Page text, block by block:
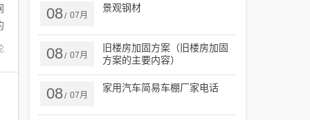
08/ 07月
景观钢材
08/ 07月
旧楼房加固方案（旧楼房加固
方案的主要内容）
08/ 07月
家用汽车简易车棚厂家电话